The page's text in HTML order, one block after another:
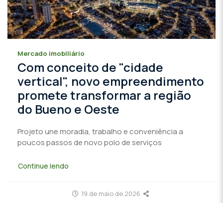
Mercado imobiliário
Com conceito de "cidade
vertical", novo empreendimento
promete transformar a região
do Bueno e Oeste
Projeto une moradia, trabalho e conveniência a
poucos passos de novo polo de serviços
Continue lendo
19 de maio de 2026